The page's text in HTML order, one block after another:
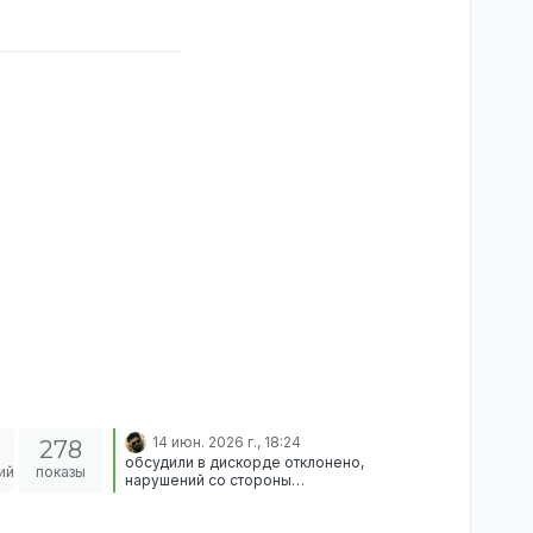
278
показы
14 июн. 2026 г., 18:24
обсудили в дискорде отклонено,
нарушений со стороны